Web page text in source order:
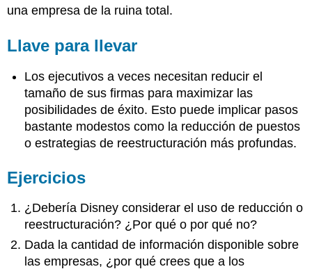
una empresa de la ruina total.
Llave para llevar
Los ejecutivos a veces necesitan reducir el
tamaño de sus firmas para maximizar las
posibilidades de éxito. Esto puede implicar pasos
bastante modestos como la reducción de puestos
o estrategias de reestructuración más profundas.
Ejercicios
¿Debería Disney considerar el uso de reducción o
reestructuración? ¿Por qué o por qué no?
Dada la cantidad de información disponible sobre
las empresas, ¿por qué crees que a los